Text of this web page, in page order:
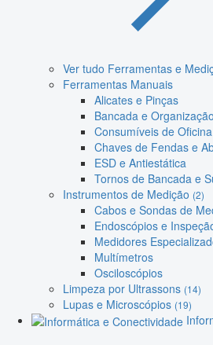
Ver tudo Ferramentas e
Ferramentas Manuais
Alicates e Pinças
Bancada e Organização
Consumíveis de Oficina
Chaves de Fendas e
ESD e Antiestática
Tornos de Bancada e
Instrumentos de Medição (2)
Cabos e Sondas de
Endoscópios e
Medidores
Multímetros
Osciloscópios
Limpeza por Ultrassons (14)
Lupas e Microscópios (19)